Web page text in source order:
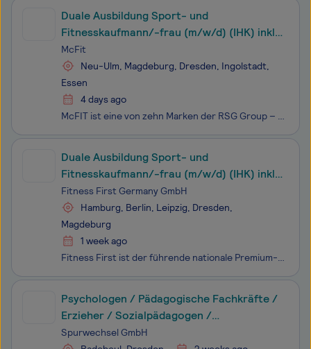
Duale Ausbildung Sport- und
Fitnesskaufmann/-frau (m/w/d) (IHK) inkl.
Professional Fitnesscoach
McFit
Neu-Ulm, Magdeburg, Dresden, Ingolstadt,
Essen
4 days ago
McFIT ist eine von zehn Marken der RSG Group – einem der weltweit führenden Unternehmen im Fitnessbereich mit über 4,5 Millionen Mitgliedern.1997 haben wir die Branche revolutioniert, indem wir Fitness für alle zugänglich gemacht haben. Heute gehören wir mit über 230 Studios in Deutschland, Österrei
Duale Ausbildung Sport- und
Fitnesskaufmann/-frau (m/w/d) (IHK) inkl.
Professional Fitnesscoach
Fitness First Germany GmbH
Hamburg, Berlin, Leipzig, Dresden,
Magdeburg
1 week ago
Fitness First ist der führende nationale Premium-Fitnessanbieter in Deutschland mit ca. 200.000 Mitgliedern in Deutschland. Wir bieten unseren Kunden ein umfassendes Fitness- und Wellnesserlebnis mit innovativen Trainingskonzepten und professioneller Trainingsunterstützung. Wir gehören als Teil der
Psychologen / Pädagogische Fachkräfte /
Erzieher / Sozialpädagogen /
Heilpädagoge (m/w/d)
Spurwechsel GmbH